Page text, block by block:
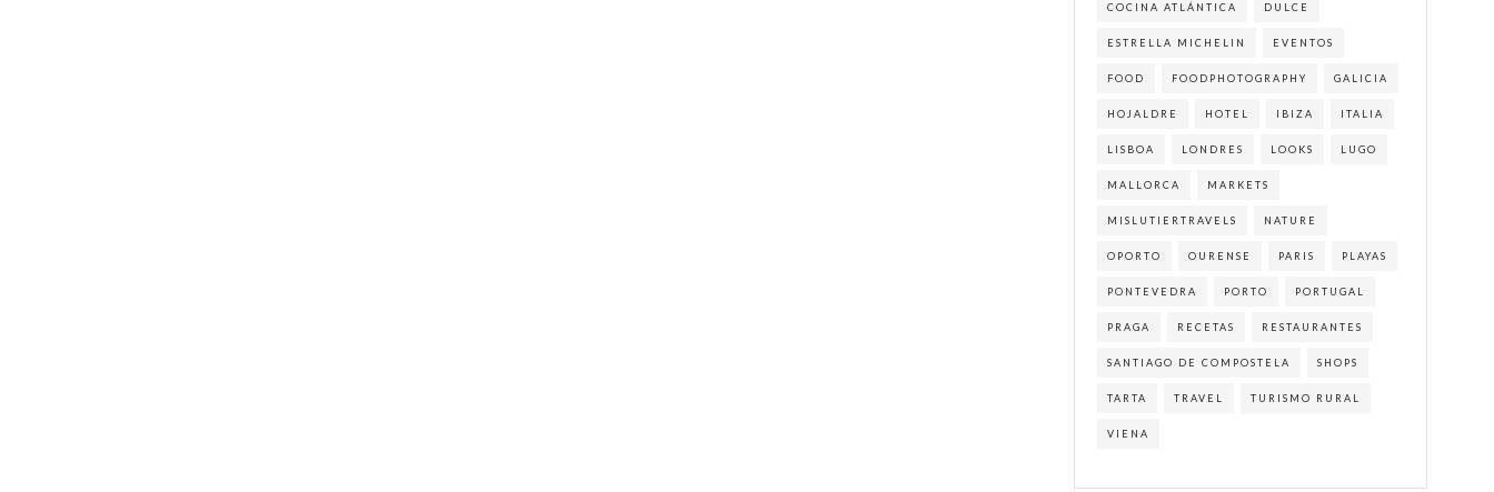
COCINA ATLÁNTICA DULCE
ESTRELLA MICHELIN EVENTOS
FOOD FOODPHOTOGRAPHY GALICIA
HOJALDRE HOTEL IBIZA ITALIA
LISBOA LONDRES LOOKS LUGO
MALLORCA MARKETS
MISLUTIERTRAVELS NATURE
OPORTO OURENSE PARIS PLAYAS
PONTEVEDRA PORTO PORTUGAL
PRAGA RECETAS RESTAURANTES
SANTIAGO DE COMPOSTELA SHOPS
TARTA TRAVEL TURISMO RURAL
VIENA